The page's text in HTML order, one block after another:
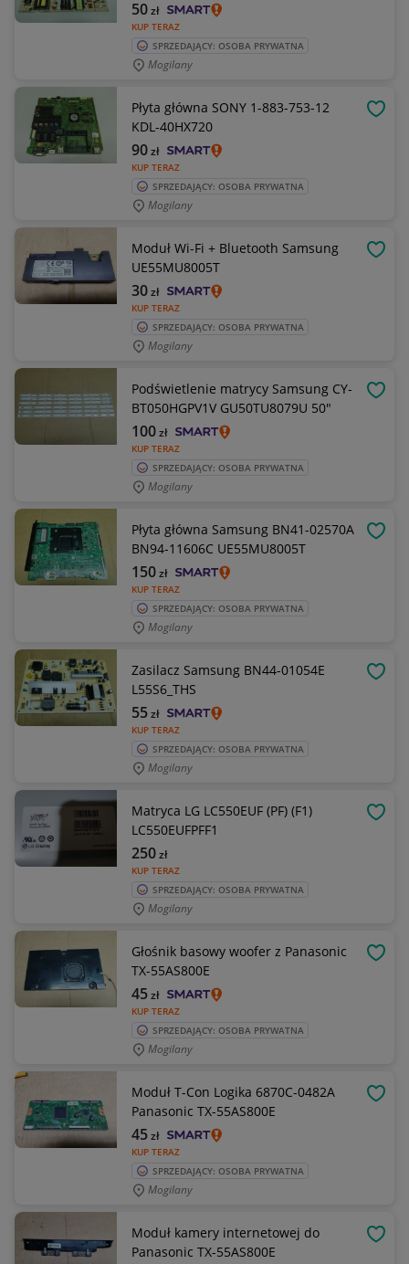
KUP TERAZ
50zł
SPRZEDAJĄCY: OSOBA PRYWATNA
Mogilany
Płyta główna SONY 1-883-753-12
KDL-40HX720
KUP TERAZ
90zł
SPRZEDAJĄCY: OSOBA PRYWATNA
Mogilany
Moduł Wi-Fi + Bluetooth Samsung
UE55MU8005T
KUP TERAZ
30zł
SPRZEDAJĄCY: OSOBA PRYWATNA
Mogilany
Podświetlenie matrycy Samsung CY-
BT050HGPV1V GU50TU8079U 50"
KUP TERAZ
100zł
SPRZEDAJĄCY: OSOBA PRYWATNA
Mogilany
Płyta główna Samsung BN41-02570A
BN94-11606C UE55MU8005T
KUP TERAZ
150zł
SPRZEDAJĄCY: OSOBA PRYWATNA
Mogilany
Zasilacz Samsung BN44-01054E
L55S6_THS
KUP TERAZ
55zł
SPRZEDAJĄCY: OSOBA PRYWATNA
Mogilany
Matryca LG LC550EUF (PF) (F1)
LC550EUFPFF1
KUP TERAZ
250zł
SPRZEDAJĄCY: OSOBA PRYWATNA
Mogilany
Głośnik basowy woofer z Panasonic
TX-55AS800E
KUP TERAZ
45zł
SPRZEDAJĄCY: OSOBA PRYWATNA
Mogilany
Moduł T-Con Logika 6870C-0482A
Panasonic TX-55AS800E
KUP TERAZ
45zł
SPRZEDAJĄCY: OSOBA PRYWATNA
Mogilany
Moduł kamery internetowej do
Panasonic TX-55AS800E